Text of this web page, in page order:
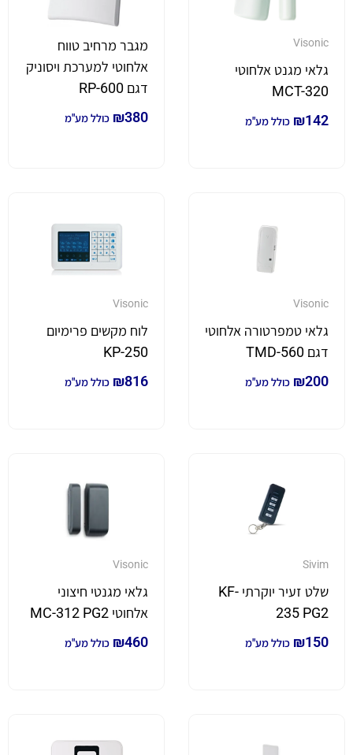
Visonic
גלאי מגנט אלחוטי
MCT-320
₪142 כולל מע"מ
מגבר מרחיב טווח
אלחוטי למערכת ויסוניק
דגם RP-600
₪380 כולל מע"מ
Visonic
גלאי טמפרטורה אלחוטי
דגם TMD-560
₪200 כולל מע"מ
Visonic
לוח מקשים פרימיום
KP-250
₪816 כולל מע"מ
Sivim
שלט זעיר יוקרתי KF-
235 PG2
₪150 כולל מע"מ
Visonic
גלאי מגנטי חיצוני
אלחוטי MC-312 PG2
₪460 כולל מע"מ